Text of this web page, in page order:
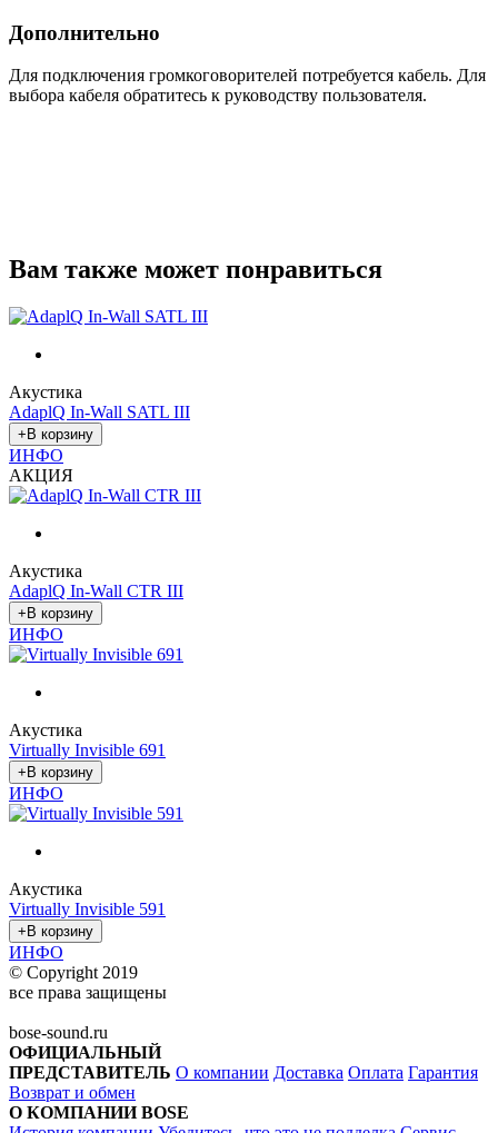
Дополнительно
Для подключения громкоговорителей потребуется кабель. Для
выбора кабеля обратитесь к руководству пользователя.
Вам также может понравиться
Акустика
AdaplQ In-Wall SATL III
ИНФО
АКЦИЯ
Акустика
AdaplQ In-Wall CTR III
ИНФО
Акустика
Virtually Invisible 691
ИНФО
Акустика
Virtually Invisible 591
ИНФО
© Copyright 2019
все права защищены
bose-sound.ru
ОФИЦИАЛЬНЫЙ
ПРЕДСТАВИТЕЛЬ О компании Доставка Оплата Гарантия
Возврат и обмен
О КОМПАНИИ BOSE